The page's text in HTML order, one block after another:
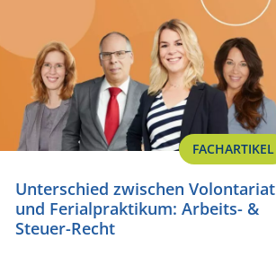
FACHARTIKEL
Unterschied zwischen Volontariat
und Ferialpraktikum: Arbeits- &
Steuer-Recht